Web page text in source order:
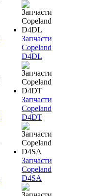
Запчасти
Copeland
D4DL
Запчасти
Copeland
D4DT
Запчасти
Copeland
D4SA